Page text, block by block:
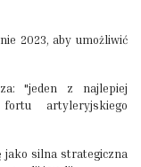
2023, aby umożliwić
"jeden z najlepiej
artyleryjskiego
jako silna strategiczna